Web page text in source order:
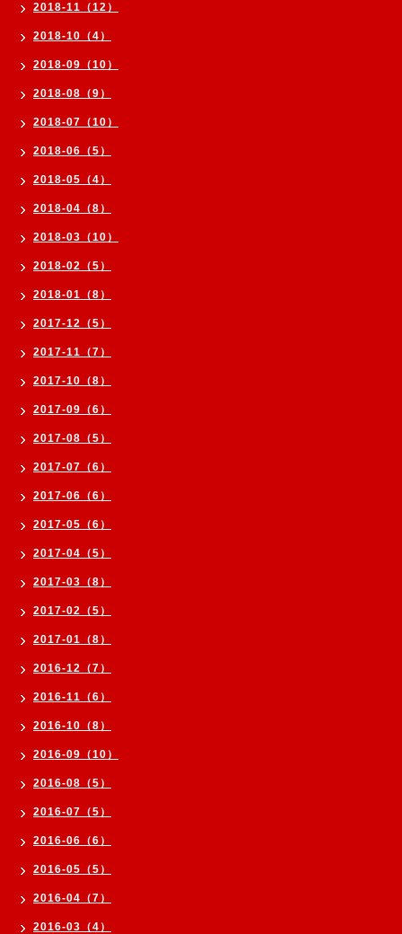
2018-11（12）
2018-10（4）
2018-09（10）
2018-08（9）
2018-07（10）
2018-06（5）
2018-05（4）
2018-04（8）
2018-03（10）
2018-02（5）
2018-01（8）
2017-12（5）
2017-11（7）
2017-10（8）
2017-09（6）
2017-08（5）
2017-07（6）
2017-06（6）
2017-05（6）
2017-04（5）
2017-03（8）
2017-02（5）
2017-01（8）
2016-12（7）
2016-11（6）
2016-10（8）
2016-09（10）
2016-08（5）
2016-07（5）
2016-06（6）
2016-05（5）
2016-04（7）
2016-03（4）